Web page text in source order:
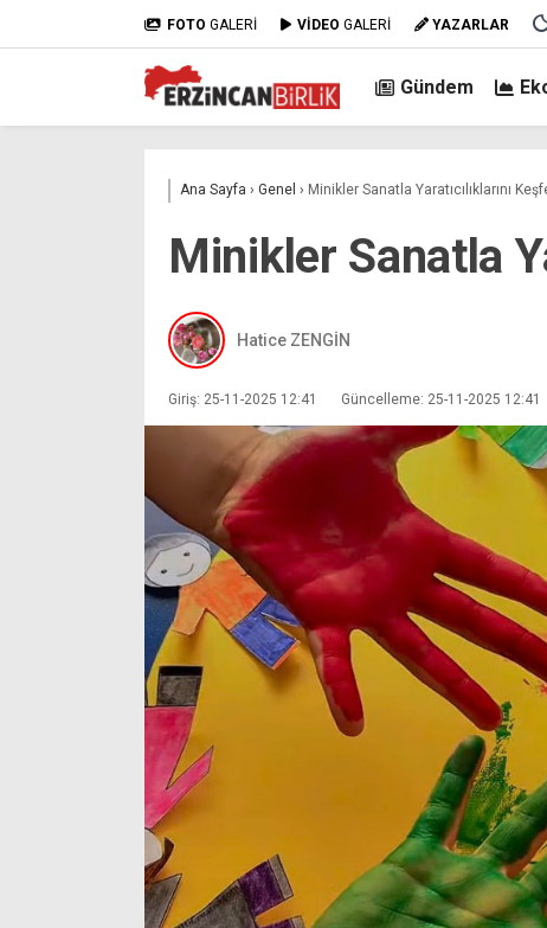
FOTO GALERİ VİDEO GALERİ YAZARLAR
Gündem
Ana Sayfa › Genel › Minikler Sanatla Yaratıcılıklarını
Minikler Sanatla
Hatice ZENGİN
Giriş: 25-11-2025 12:41 Güncelleme: 25-11-2025 12:41